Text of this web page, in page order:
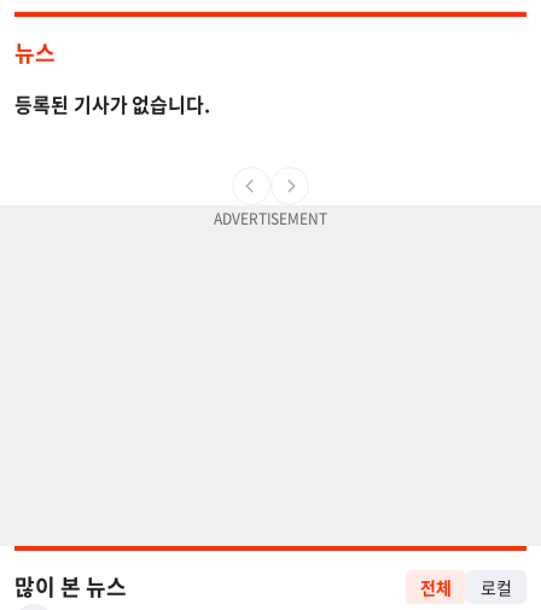
뉴스
등록된 기사가 없습니다.
많이 본 뉴스 전체 로컬